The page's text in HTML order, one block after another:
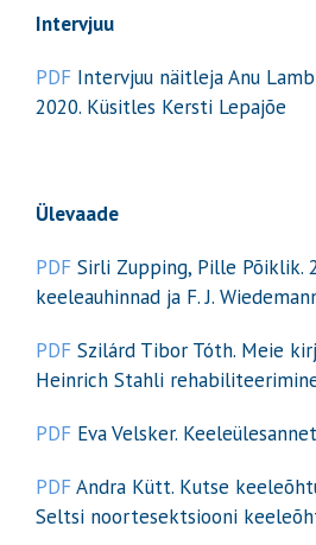
Intervjuu
PDF Intervjuu näitleja Anu
2020. Küsitles Kersti Lepajõe
Ülevaade
PDF Sirli Zupping, Pille Põiklik.
keeleauhinnad ja F. J.
PDF Szilárd Tibor Tóth. Meie
Heinrich Stahli
PDF Eva Velsker.
PDFAndra Kütt. Kutse
Seltsi noortesektsiooni